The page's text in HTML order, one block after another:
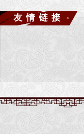
一、修改地图名称或添
2.点击左侧 载入地图
4.在右侧地图名称 输
5.点击下方“改（名称/
6.保存文件即可
友情链接